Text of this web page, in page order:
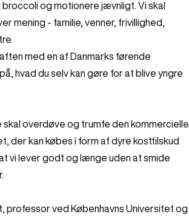
broccoli og motionere jævnligt. Vi skal
mening - familie, venner, frivillighed,
med en af Danmarks førende
hvad du selv kan gøre for at blive yngre
skal overdøve og trumfe den kommercielle
der kan købes i form af dyre kosttilskud
vi lever godt og længe uden at smide
professor ved Københavns Universitet og